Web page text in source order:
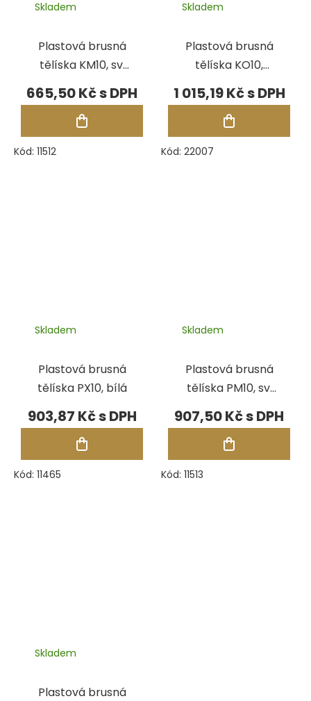
Plastová brusná
tělíska KM10, sv.
zelená
Skladem
665,50 Kč
Kód: 11512
Plastová brusná
tělíska KO10,
modrá, 2 kg
Skladem
1 015,19 Kč
Kód: 22007
Plastová brusná
tělíska PX10, bílá
Skladem
903,87 Kč
Kód: 11465
Plastová brusná
tělíska PM10, sv.
zelená
Skladem
907,50 Kč
Kód: 11513
Plastová brusná
Skladem